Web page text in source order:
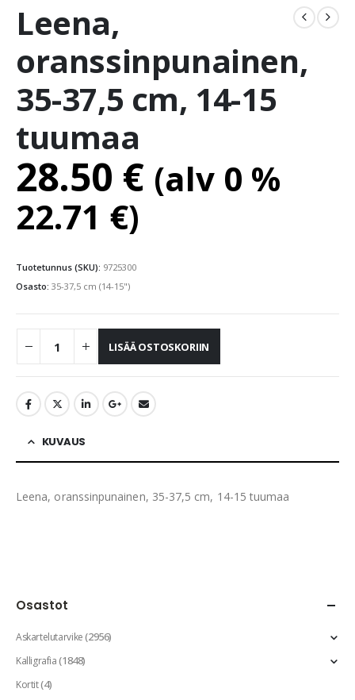
Leena,
oranssinpunainen,
35-37,5 cm, 14-15
tuumaa
28.50 € (alv 0 %
22.71 €)
Tuotetunnus (SKU): 9725300
Osasto: 35-37,5 cm (14-15")
LISÄÄ OSTOSKORIIN
KUVAUS
Leena, oranssinpunainen, 35-37,5 cm, 14-15 tuumaa
Osastot
Askartelutarvike(2956)
Kalligrafia(1848)
Kortit(4)